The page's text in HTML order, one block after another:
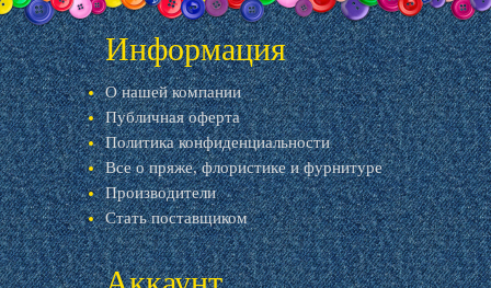
Информация
О нашей компании
Публичная оферта
Политика конфиденциальности
Все о пряже, флористике и фурнитуре
Производители
Стать поставщиком